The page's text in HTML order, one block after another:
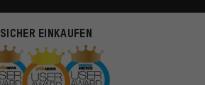
SICHER EINKAUFEN